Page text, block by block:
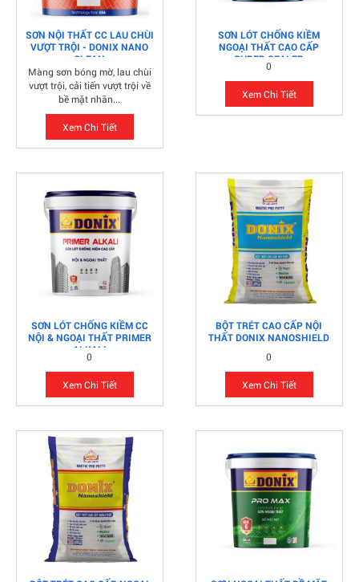
SƠN NỘI THẤT CC LAU CHÙI
VƯỢT TRỘI - DONIX NANO
CLEAN
Màng sơn bóng mờ, lau chùi
vượt trội, cải tiến vượt trội về
bề mặt nhãn...
Xem Chi Tiết
SƠN LÓT CHỐNG KIỀM
NGOẠI THẤT CAO CẤP
SUPER SEALER
0
Xem Chi Tiết
SƠN LÓT CHỐNG KIỀM CC
NỘI & NGOẠI THẤT PRIMER
ALKALI
0
Xem Chi Tiết
BỘT TRÉT CAO CẤP NỘI
THẤT DONIX NANOSHIELD
0
Xem Chi Tiết